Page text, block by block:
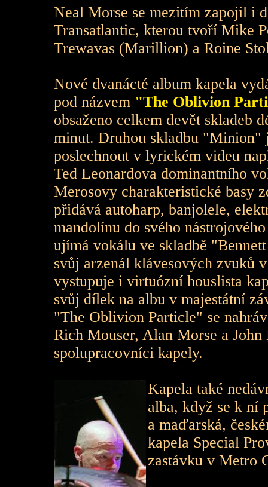
Neal Morse se mezitím zapojil i
Transatlantic, kterou tvoří Mike
Trewavas (Marillion) a Roine
Nové dvanácté album kapela
pod názvem "The Oblivion
obsaženo celkem devět skladeb
minut. Druhou skladbu "Minion"
poslechnout v lyrickém videu
Ted Leonardova dominantního
Merosovy charakteristické basy
přidává autoharp, banjolele,
mandolínu do svého
ujímá vokálu ve skladbě
svůj arzenál klávesových zvuků
vystupuje i virtuózní houslista
svůj dílek na albu v majestátní
"The Oblivion Particle" se
Rich Mouser, Alan Morse a
spolupracovníci kapely.
Kapela také
alba, když se k ní
a maďarská,
kapela Special
zastávku v Metro